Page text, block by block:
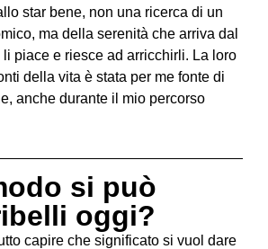
star bene, non una ricerca di un
ma della serenità che arriva dal
li piace e riesce ad arricchirli. La loro
della vita è stata per me fonte di
anche durante il mio percorso
si può
oggi?
capire che significato si vuol dare